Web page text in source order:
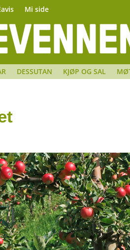
Mi side
DESSUTAN KJØP OG SAL